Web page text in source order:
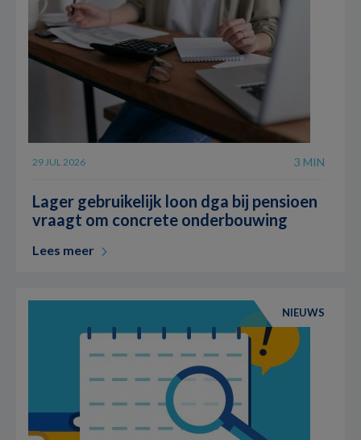
29 JUL 2026 3 MIN
Lager gebruikelijk loon dga bij pensioen
vraagt om concrete onderbouwing
Lees meer
NIEUWS